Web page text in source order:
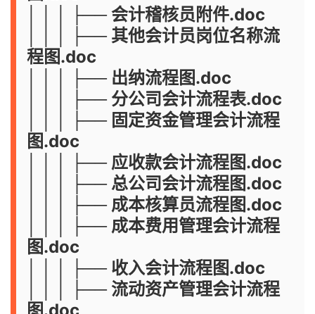
│ │ │ ├── 会计稽核员附件.doc
│ │ │ ├── 其他会计员岗位名称流
程图.doc
│ │ │ ├── 出纳流程图.doc
│ │ │ ├── 分公司会计流程表.doc
│ │ │ ├── 固定资金管理会计流程
图.doc
│ │ │ ├── 应收款会计流程图.doc
│ │ │ ├── 总公司会计流程图.doc
│ │ │ ├── 成本核算员流程图.doc
│ │ │ ├── 成本费用管理会计流程
图.doc
│ │ │ ├── 收入会计流程图.doc
│ │ │ ├── 流动资产管理会计流程
图.doc